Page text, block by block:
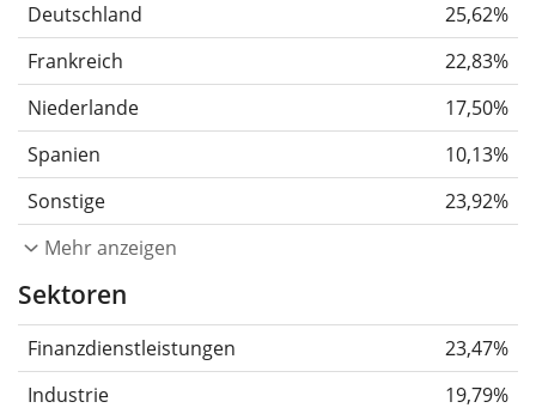
Deutschland
25,62%
Frankreich
22,83%
Niederlande
17,50%
Spanien
10,13%
Sonstige
23,92%
Mehr anzeigen
Sektoren
Finanzdienstleistungen
23,47%
Industrie
19,79%